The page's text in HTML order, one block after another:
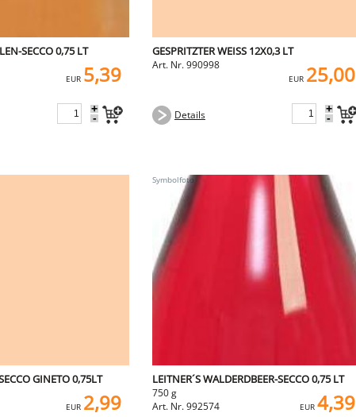
SECCO 0,75 LT
EUR 5,39
+
-
GESPRITZTER WEISS 12X0,3 LT
Art. Nr. 990998
EUR 25,00
Details +
-
GINETO 0,75LT
EUR 2,99
LEITNER´S WALDERDBEER-SECCO 0,75 LT
750 g
Art. Nr. 992574
EUR4,39